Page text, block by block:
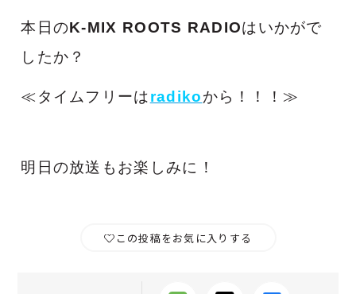
本日のK-MIX ROOTS RADIOはいかがで
したか？
≪タイムフリーはradikoから！！！≫
明日の放送もお楽しみに！
この投稿をお気に入りする